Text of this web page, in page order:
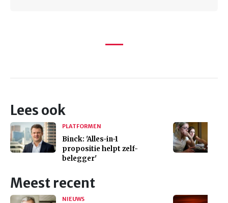
Lees ook
PLATFORMEN
Binck: 'Alles-in-1
propositie helpt zelf-
belegger'
Meest recent
NIEUWS